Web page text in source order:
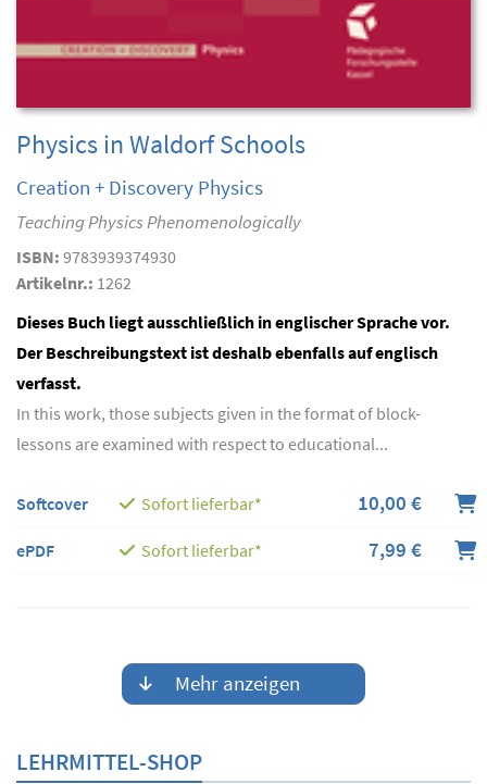
Physics in Waldorf Schools
Creation + Discovery Physics
Teaching Physics Phenomenologically
ISBN: 9783939374930
Artikelnr.: 1262
Dieses Buch liegt ausschließlich in englischer Sprache vor.
Der Beschreibungstext ist deshalb ebenfalls auf englisch
verfasst.
In this work, those subjects given in the format of block-
lessons are examined with respect to educational...
Softcover Sofort lieferbar* 10,00 €
ePDF Sofort lieferbar* 7,99 €
Mehr anzeigen
LEHRMITTEL-SHOP